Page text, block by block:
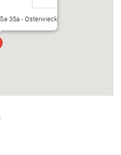
35a - Osterwieck